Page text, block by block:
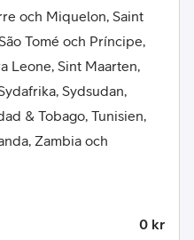
och Miquelon, Saint
Tomé och Príncipe,
Leone, Sint Maarten,
Sydsudan,
& Tobago, Tunisien,
Zambia och
0 kr